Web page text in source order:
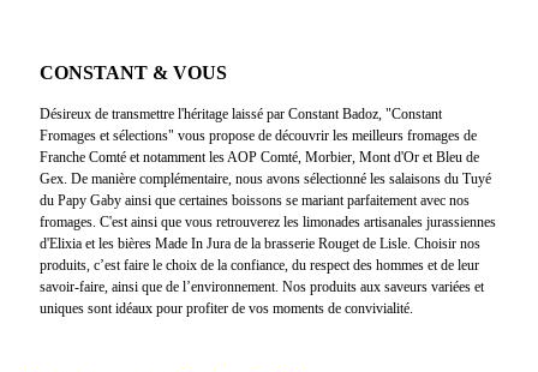
CONSTANT & VOUS
Désireux de transmettre l'héritage laissé par Constant Badoz, "Constant
Fromages et sélections" vous propose de découvrir les meilleurs fromages de
Franche Comté et notamment les AOP Comté, Morbier, Mont d'Or et Bleu de
Gex. De manière complémentaire, nous avons sélectionné les salaisons du Tuyé
du Papy Gaby ainsi que certaines boissons se mariant parfaitement avec nos
fromages. C'est ainsi que vous retrouverez les limonades artisanales jurassiennes
d'Elixia et les bières Made In Jura de la brasserie Rouget de Lisle. Choisir nos
produits, c’est faire le choix de la confiance, du respect des hommes et de leur
savoir-faire, ainsi que de l’environnement. Nos produits aux saveurs variées et
uniques sont idéaux pour profiter de vos moments de convivialité.